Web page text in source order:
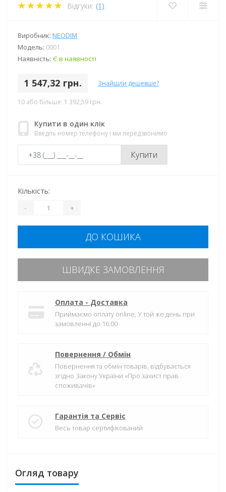
Відгуки: (1)
Виробник: NEODIM
Модель: 0001
Наявність: Є в наявності
1 547,32 грн. Знайшли дешевше?
10 або більше: 1 392,59 грн.
Купити в один клік
Введіть номер телефону і ми передзвонимо
Купити
Кількість:
- +
ДО КОШИКА
ШВИДКЕ ЗАМОВЛЕННЯ
Оплата - Доставка
Приймаємо оплату online, У той же день при
замовленні до 16:00
Повернення / Обмін
Повернення та обмін товарів, відбувається
згідно Закону України «Про захист прав
споживачів»
Гарантія та Сервіс
Весь товар сертифікований
Огляд товару